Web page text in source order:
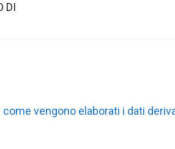
DI
come vengono elaborati i dati